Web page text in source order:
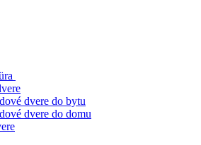
dvere do bytu
dvere do domu